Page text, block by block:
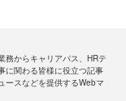
務からキャリアパス、HRテ
に関わる皆様に役立つ記事
ースなどを提供するWebマ